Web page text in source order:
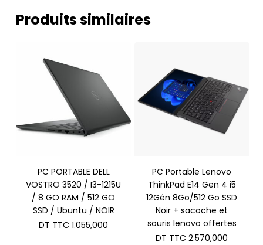
Produits similaires
PC PORTABLE DELL
VOSTRO 3520 / I3-1215U
/ 8 GO RAM / 512 GO
SSD / Ubuntu / NOIR
DT TTC 1.055,000
PC Portable Lenovo
ThinkPad E14 Gen 4 i5
12Gén 8Go/512 Go SSD
Noir + sacoche et
souris lenovo offertes
DT TTC 2.570,000